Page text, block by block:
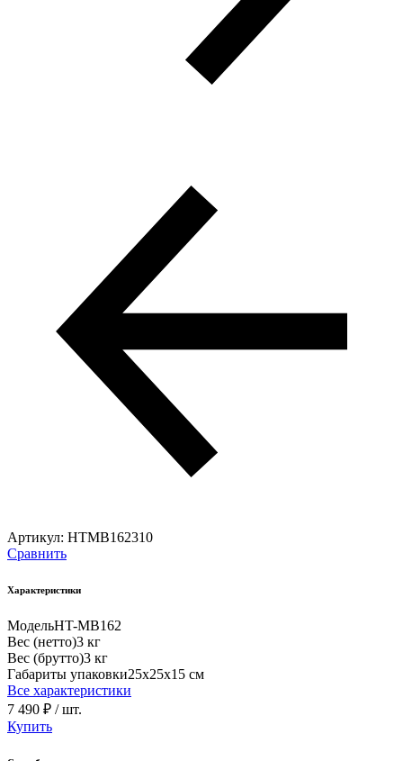
Артикул: HTMB162310
Сравнить
Характеристики
МодельHT-MB162
Вес (нетто)3 кг
Вес (брутто)3 кг
Габариты упаковки25х25х15 см
Все характеристики
7 490 ₽ / шт.
Купить